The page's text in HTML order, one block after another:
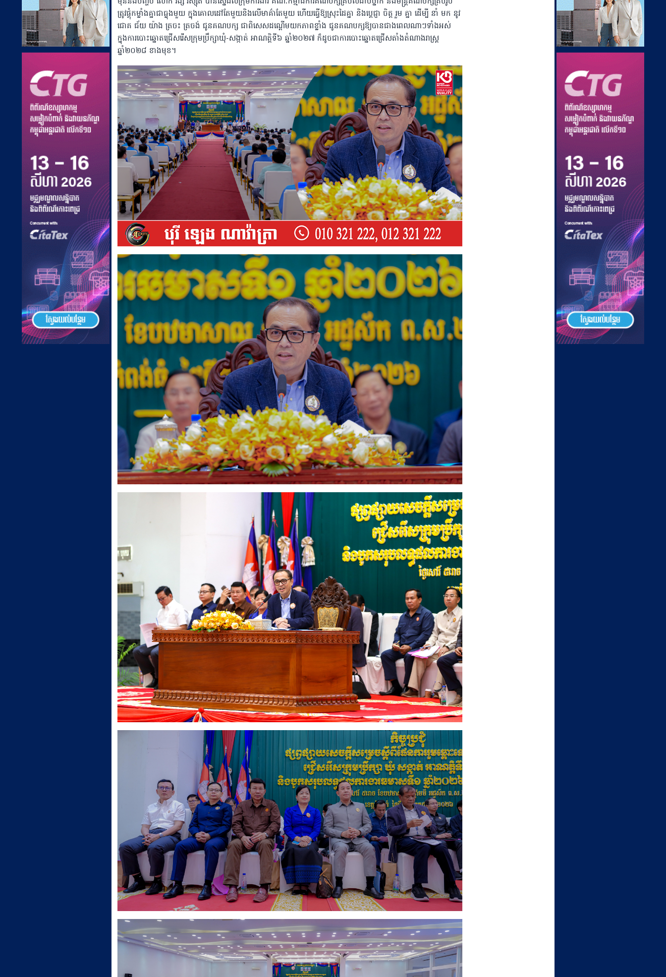
ត្រូវផ្តុំកម្លាំងគ្នាជាធ្លុងមួយ ក្នុងគោលដៅតែមួយនិងលើមាគ៌ាតែមួយ ហើយធ្វើឱ្យស្រុះដៃគ្នា និងប្តេជ្ញា ចិត្ត រួម គ្នា ដើម្បី នាំ មក នូវ
ជោគ ជ័យ យ៉ាង ត្រចះ ត្រចង់ ជូនគណបក្ស ជាពិសេសដណ្តើមយកភាពខ្លាំង ជូនគណបក្សឱ្យបានជាងពេលណាៗទាំងអស់
ក្នុងការបោះឆ្នោតជ្រើសរើសក្រុមប្រឹក្សាឃុំ-សង្កាត់ អាណត្តិទី៦ ឆ្នាំ២០២៧ ក៏ដូចជាការបោះឆ្នោតជ្រើសតាំងតំណាងរាស្ត្រ
ឆ្នាំ២០២៨ ខាងមុខ។